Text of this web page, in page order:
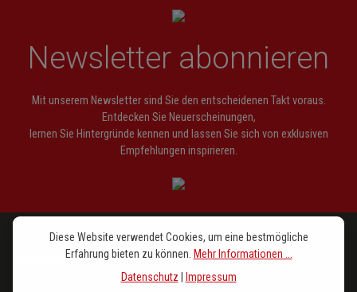
Newsletter abonnieren
Mit unserem Newsletter sind Sie den entscheidenen Takt voraus.
Entdecken Sie Neuerscheinungen,
lernen Sie Hintergründe kennen und lassen Sie sich von exklusiven
Empfehlungen inspirieren.
PROGRAMM
Diese Website verwendet Cookies, um eine bestmögliche
Erfahrung bieten zu können. Mehr Informationen ...
Datenschutz | Impressum